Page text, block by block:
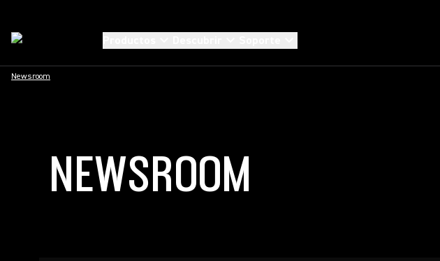
Newsroom
NEWSROOM